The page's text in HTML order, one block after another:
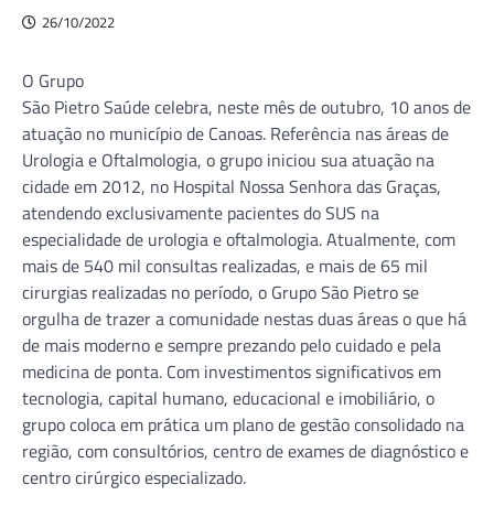
26/10/2022
O Grupo
São Pietro Saúde celebra, neste mês de outubro, 10 anos de
atuação no município de Canoas. Referência nas áreas de
Urologia e Oftalmologia, o grupo iniciou sua atuação na
cidade em 2012, no Hospital Nossa Senhora das Graças,
atendendo exclusivamente pacientes do SUS na
especialidade de urologia e oftalmologia. Atualmente, com
mais de 540 mil consultas realizadas, e mais de 65 mil
cirurgias realizadas no período, o Grupo São Pietro se
orgulha de trazer a comunidade nestas duas áreas o que há
de mais moderno e sempre prezando pelo cuidado e pela
medicina de ponta. Com investimentos significativos em
tecnologia, capital humano, educacional e imobiliário, o
grupo coloca em prática um plano de gestão consolidado na
região, com consultórios, centro de exames de diagnóstico e
centro cirúrgico especializado.